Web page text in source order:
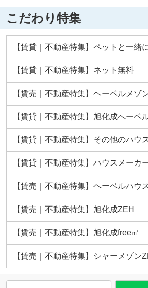
こだわり特集
【賃貸｜不動産特集】ペットと一緒
【賃貸｜不動産特集】ネット無料
【賃売｜不動産特集】ヘーベルメゾ
【賃貸｜不動産特集】旭化成へーベ
【賃貸｜不動産特集】その他のハウ
【賃貸｜不動産特集】ハウスメーカ
【賃売｜不動産特集】ヘーベルハウ
【賃売｜不動産特集】旭化成ZEH
【賃売｜不動産特集】旭化成free㎡
【賃売｜不動産特集】シャーメゾン